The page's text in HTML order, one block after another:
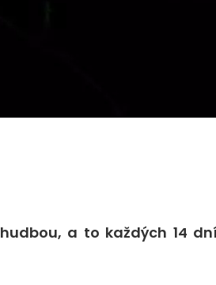
a to každých 14